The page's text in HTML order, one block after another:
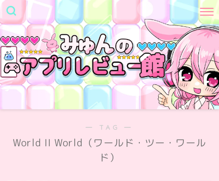
― TAG ―
World II World（ワールド・ツー・ワール
ド）